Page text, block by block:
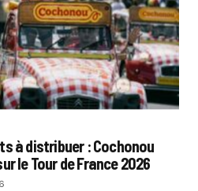
à distribuer : Cochonou
le Tour de France 2026